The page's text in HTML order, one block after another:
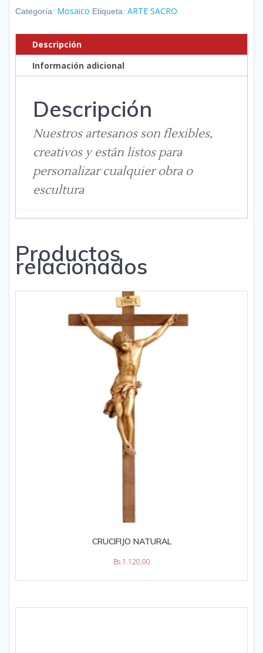
Categoría: Mosaico Etiqueta: ARTE SACRO
Descripción
Información adicional
Descripción
Nuestros artesanos son flexibles,
creativos y están listos para
personalizar cualquier obra o
escultura
Productos
relacionados
CRUCIFIJO NATURAL
Bs.1.120,00